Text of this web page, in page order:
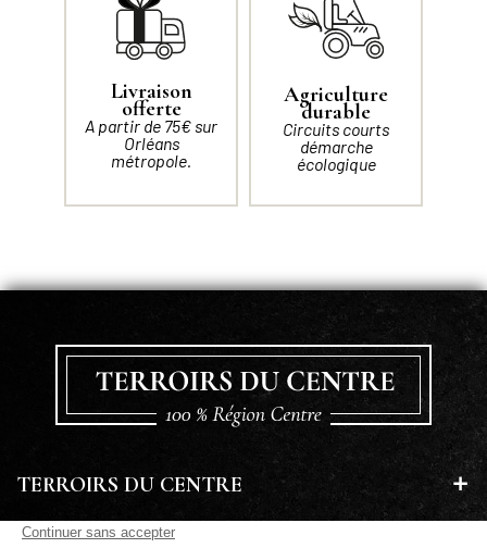
Livraison
offerte
A partir de 75€ sur
Orléans
métropole.
Agriculture
durable
Circuits courts
démarche
écologique
TERROIRS DU CENTRE
EN SAVOIR PLUS